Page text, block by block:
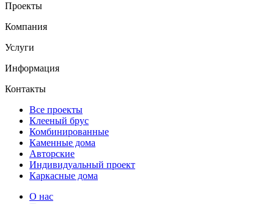
Проекты
Компания
Услуги
Информация
Контакты
Все проекты
Клееный брус
Комбинированные
Каменные дома
Авторские
Индивидуальный проект
Каркасные дома
О нас